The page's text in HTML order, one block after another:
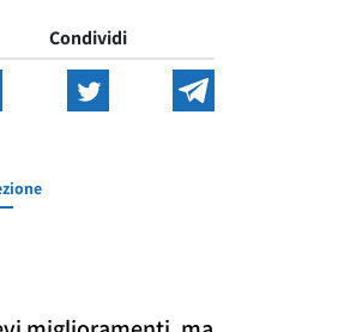
Condividi